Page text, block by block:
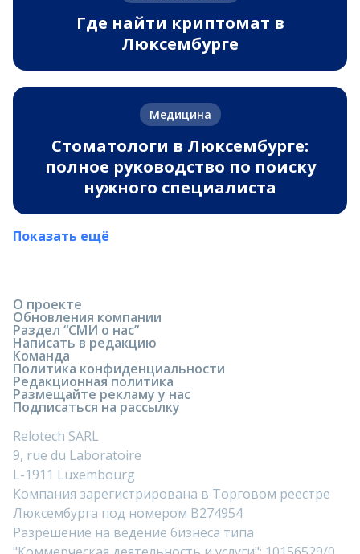
Где найти криптомат в
Люксембурге
Медицина
Стоматологи в Люксембурге:
полное руководство по поиску
нужного специалиста
Показать ещё
О проекте
Обновления компании
Раздел “СМИ о нас”
Написать в редакцию
Команда
Политика конфиденциальности
Редакционная политика
Размещайте рекламу у нас
Подписаться на рассылку
Relotech SARL
9, rue du Laboratoire
L-1911 Luxembourg
Компания зарегистрирована в Торговом реестре
Люксембурга под номером B274954
Разрешение на ведение бизнеса типа